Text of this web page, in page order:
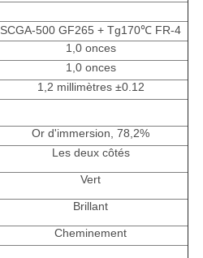
SCGA-500 GF265 + Tg170℃ FR-4
1,0 onces
1,0 onces
1,2 millimètres ±0.12
Or d'immersion, 78,2%
Les deux côtés
Vert
Brillant
Cheminement